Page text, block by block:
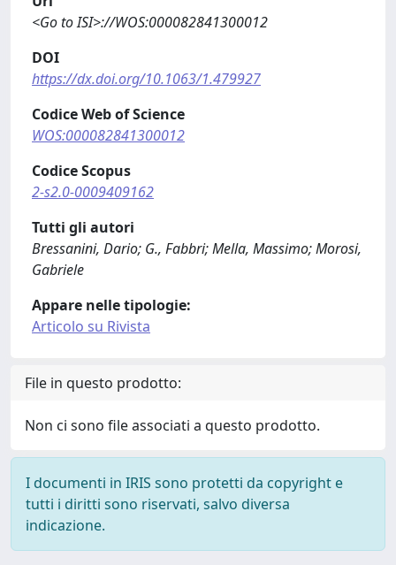
<Go to ISI>://WOS:000082841300012
DOI
https://dx.doi.org/10.1063/1.479927
Codice Web of Science
WOS:000082841300012
Codice Scopus
2-s2.0-0009409162
Tutti gli autori
Bressanini, Dario; G., Fabbri; Mella, Massimo; Morosi,
Gabriele
Appare nelle tipologie:
Articolo su Rivista
File in questo prodotto:
Non ci sono file associati a questo prodotto.
I documenti in IRIS sono protetti da copyright e
tutti i diritti sono riservati, salvo diversa
indicazione.